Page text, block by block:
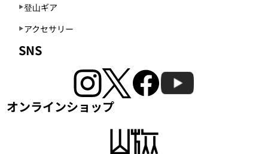
登山ギア
アクセサリー
SNS
オンラインショップ